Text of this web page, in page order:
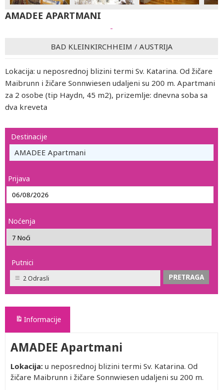
AMADEE APARTMANI
-
BAD KLEINKIRCHHEIM / AUSTRIJA
Lokacija: u neposrednoj blizini termi Sv. Katarina. Od žičare
Maibrunn i žičare Sonnwiesen udaljeni su 200 m. Apartmani
za 2 osobe (tip Haydn, 45 m2), prizemlje: dnevna soba sa
dva kreveta
Destinacije
AMADEE Apartmani
Prijava
Noćenja
Putnici
2 Odrasli
Informacije
AMADEE Apartmani
Lokacija: u neposrednoj blizini termi Sv. Katarina. Od
žičare Maibrunn i žičare Sonnwiesen udaljeni su 200 m.